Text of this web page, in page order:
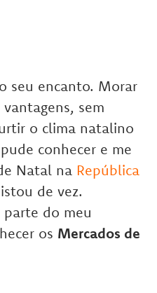
seu encanto. Morar
sem
o clima natalino
conhecer e me
Natal na República
de vez.
do meu
os Mercados de